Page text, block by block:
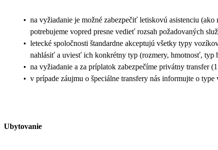
• na vyžiadanie je možné zabezpečiť letiskovú asistenciu
potrebujeme vopred presne vedieť rozsah požadovaných
• letecké spoločnosti štandardne akceptujú všetky typy
nahlásiť a uviesť ich konkrétny typ (rozmery, hmotnosť, typ
• na vyžiadanie a za príplatok zabezpečíme privátny transfer
• v prípade záujmu o špeciálne transfery nás informujte o
Ubytovanie